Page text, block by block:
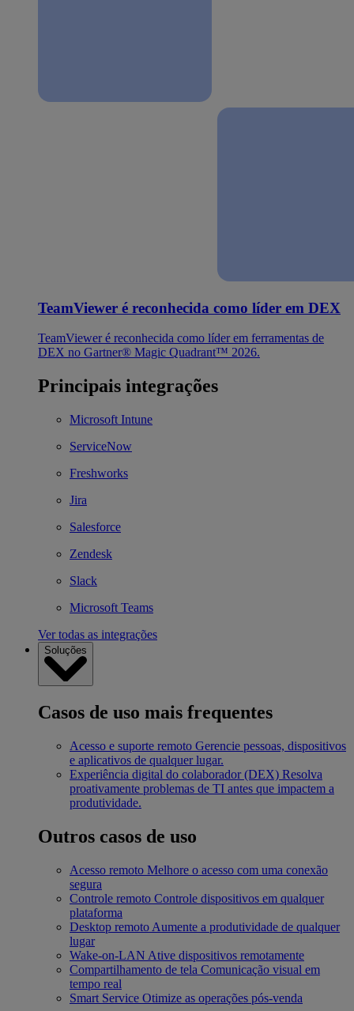
TeamViewer é reconhecida como líder em DEX
TeamViewer é reconhecida como líder em ferramentas de
DEX no Gartner® Magic Quadrant™ 2026.
Principais integrações
Microsoft Intune
ServiceNow
Freshworks
Jira
Salesforce
Zendesk
Slack
Microsoft Teams
Ver todas as integrações
Soluções
Casos de uso mais frequentes
Acesso e suporte remoto Gerencie pessoas, dispositivos
e aplicativos de qualquer lugar.
Experiência digital do colaborador (DEX) Resolva
proativamente problemas de TI antes que impactem a
produtividade.
Outros casos de uso
Acesso remoto Melhore o acesso com uma conexão
segura
Controle remoto Controle dispositivos em qualquer
plataforma
Desktop remoto Aumente a produtividade de qualquer
lugar
Wake-on-LAN Ative dispositivos remotamente
Compartilhamento de tela Comunicação visual em
tempo real
Smart Service Otimize as operações pós-venda